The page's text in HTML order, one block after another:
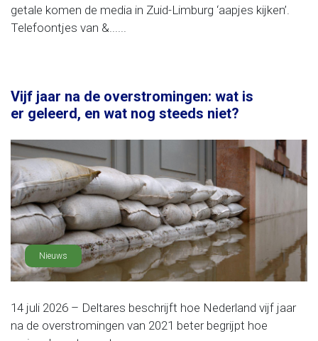
getale komen de media in Zuid-Limburg ‘aapjes kijken’.
Telefoontjes van &......
Vijf jaar na de overstromingen: wat is
er geleerd, en wat nog steeds niet?
Nieuws
14 juli 2026 – Deltares beschrijft hoe Nederland vijf jaar
na de overstromingen van 2021 beter begrijpt hoe